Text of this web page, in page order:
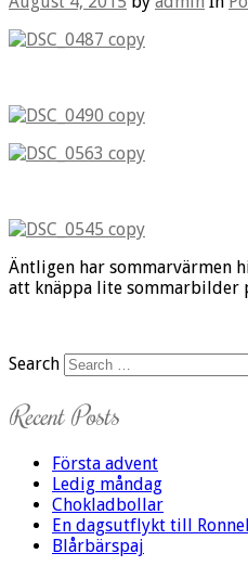
Äntligen har sommarvärmen
att knäppa lite sommarbilder
Search
Recent Posts
Första advent
Ledig måndag
Chokladbollar
En dagsutflykt till
Blårbärspaj